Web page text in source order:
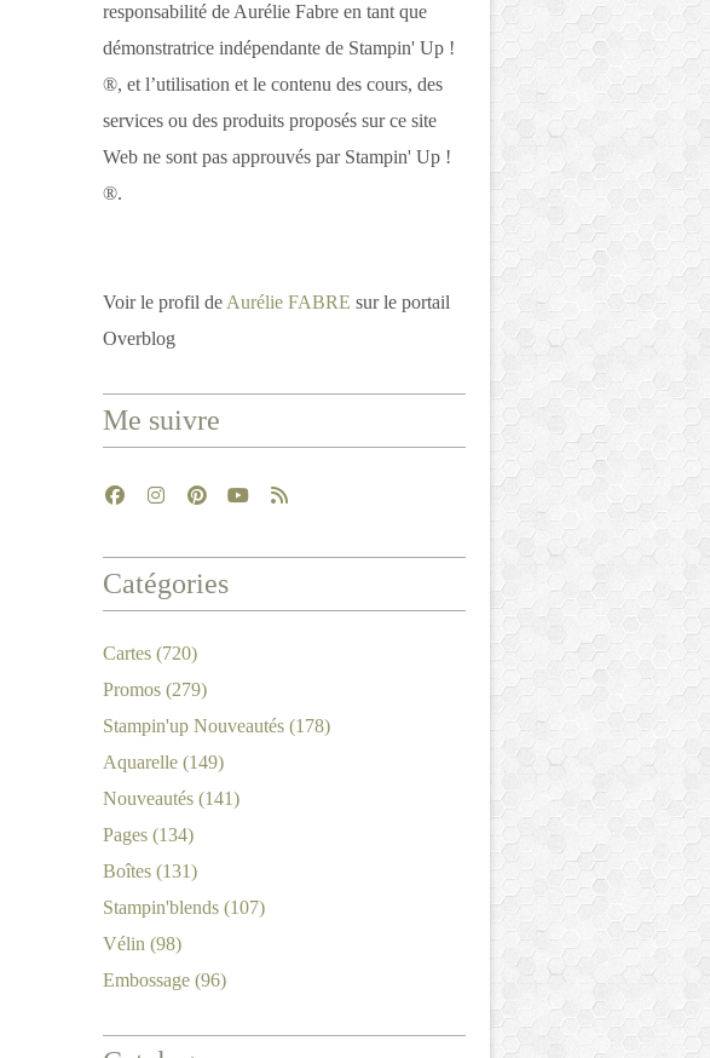
responsabilité de Aurélie Fabre en tant que
démonstratrice indépendante de Stampin' Up !
®, et l’utilisation et le contenu des cours, des
services ou des produits proposés sur ce site
Web ne sont pas approuvés par Stampin' Up !
®.
Voir le profil de Aurélie FABRE sur le portail
Overblog
Me suivre
Catégories
Cartes (720)
Promos (279)
Stampin'up Nouveautés (178)
Aquarelle (149)
Nouveautés (141)
Pages (134)
Boîtes (131)
Stampin'blends (107)
Vélin (98)
Embossage (96)